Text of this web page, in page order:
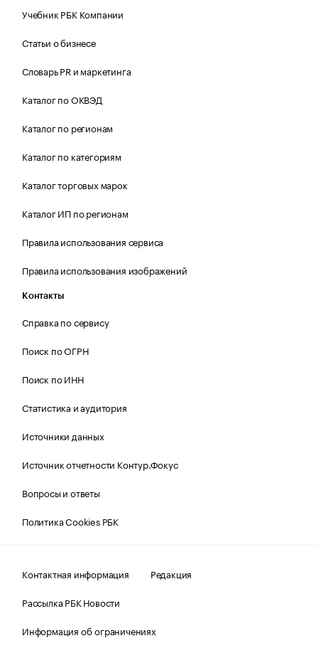
Учебник РБК Компании
Статьи о бизнесе
Словарь PR и маркетинга
Каталог по ОКВЭД
Каталог по регионам
Каталог по категориям
Каталог торговых марок
Каталог ИП по регионам
Правила использования сервиса
Правила использования изображений
Контакты
Справка по сервису
Поиск по ОГРН
Поиск по ИНН
Статистика и аудитория
Источники данных
Источник отчетности Контур.Фокус
Вопросы и ответы
Политика Cookies РБК
Контактная информация
Редакция
Рассылка РБК Новости
Информация об ограничениях